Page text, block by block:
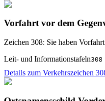
Vorfahrt vor dem
Zeichen 308: Sie haben
Leit- und Informationstafeln308
Details zum Verkehrszeichen